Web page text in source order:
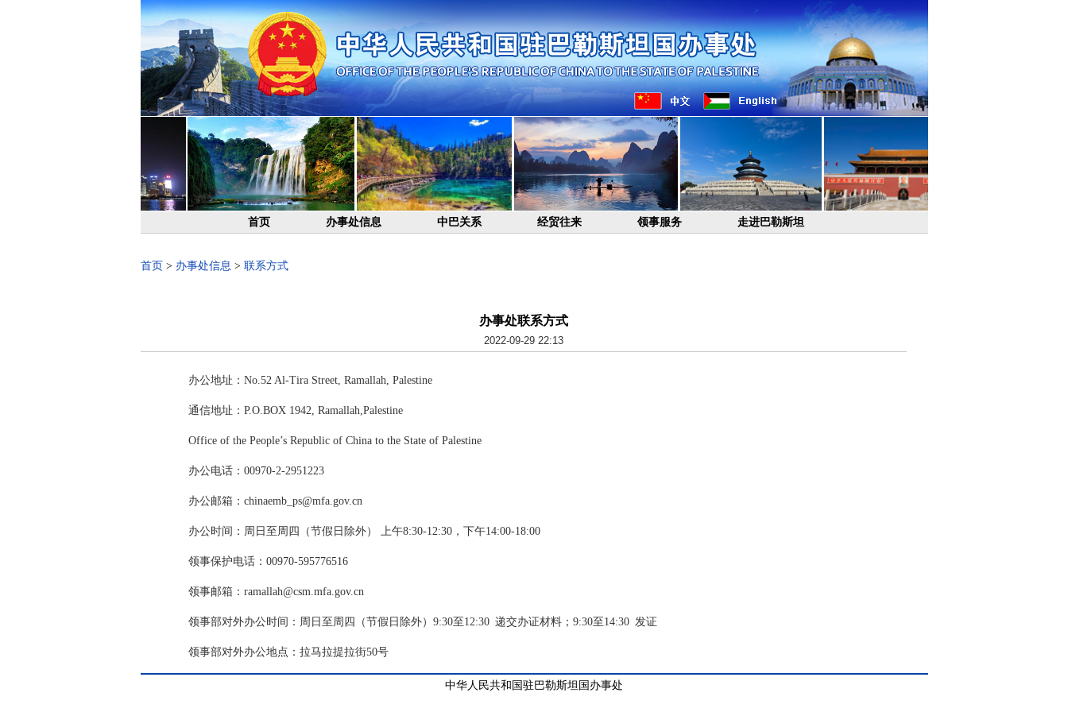
首页 办事处信息 中巴关系 经贸往来 领事服务 走进巴勒斯坦
首页 > 办事处信息 > 联系方式
办事处联系方式
2022-09-29 22:13
办公地址：No.52 Al-Tira Street, Ramallah, Palestine
通信地址：P.O.BOX 1942, Ramallah,Palestine
Office of the People’s Republic of China to the State of Palestine
办公电话：00970-2-2951223
办公邮箱：chinaemb_ps@mfa.gov.cn
办公时间：周日至周四（节假日除外） 上午8:30-12:30，下午14:00-18:00
领事保护电话：00970-595776516
领事邮箱：ramallah@csm.mfa.gov.cn
领事部对外办公时间：周日至周四（节假日除外）9:30至12:30 递交办证材料；9:30至14:30 发证
领事部对外办公地点：拉马拉提拉街50号
中华人民共和国驻巴勒斯坦国办事处